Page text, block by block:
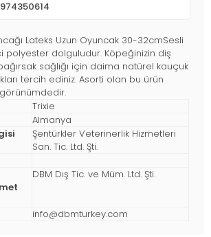
Lateks Uzun Oyuncak 30-32cmSesli
polyester dolguludur. Köpeğinizin diş
sağlığı için daima natürel kauçuk
tercih ediniz. Asorti olan bu ürün
Trixie
Almanya
Şentürkler Veterinerlik Hizmetleri
San. Tic. Ltd. Şti.
DBM Dış Tic. ve Müm. Ltd. Şti.
info@dbmturkey.com